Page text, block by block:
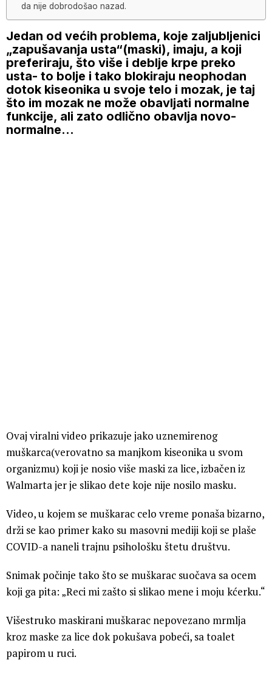
da nije dobrodošao nazad.
Jedan od većih problema, koje zaljubljenici
„zapušavanja usta“(maski), imaju, a koji
preferiraju, što više i deblje krpe preko
usta- to bolje i tako blokiraju neophodan
dotok kiseonika u svoje telo i mozak, je taj
što im mozak ne može obavljati normalne
funkcije, ali zato odlično obavlja novo-
normalne…
Ovaj viralni video prikazuje jako uznemirenog
muškarca(verovatno sa manjkom kiseonika u svom
organizmu) koji je nosio više maski za lice, izbačen iz
Walmarta jer je slikao dete koje nije nosilo masku.
Video, u kojem se muškarac celo vreme ponaša bizarno,
drži se kao primer kako su masovni mediji koji se plaše
COVID-a naneli trajnu psihološku štetu društvu.
Snimak počinje tako što se muškarac suočava sa ocem
koji ga pita: „Reci mi zašto si slikao mene i moju kćerku.“
Višestruko maskirani muškarac nepovezano mrmlja
kroz maske za lice dok pokušava pobeći, sa toalet
papirom u ruci.